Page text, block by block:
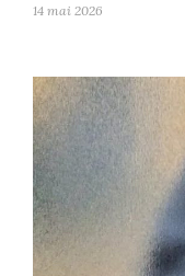
14 mai 2026